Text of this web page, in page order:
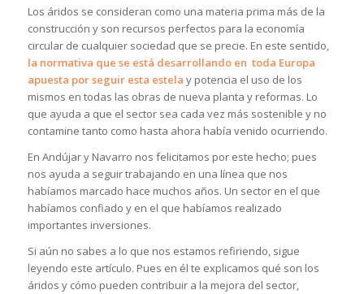
Los áridos se consideran como una materia prima más de la
construcción y son recursos perfectos para la economía
circular de cualquier sociedad que se precie. En este sentido,
la normativa que se está desarrollando en toda Europa
apuesta por seguir esta estela y potencia el uso de los
mismos en todas las obras de nueva planta y reformas. Lo
que ayuda a que el sector sea cada vez más sostenible y no
contamine tanto como hasta ahora había venido ocurriendo.
En Andújar y Navarro nos felicitamos por este hecho; pues
nos ayuda a seguir trabajando en una línea que nos
habíamos marcado hace muchos años. Un sector en el que
habíamos confiado y en el que habíamos realizado
importantes inversiones.
Si aún no sabes a lo que nos estamos refiriendo, sigue
leyendo este artículo. Pues en él te explicamos qué son los
áridos y cómo pueden contribuir a la mejora del sector,